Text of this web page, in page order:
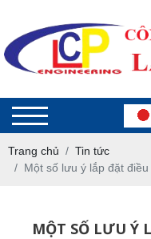
Trang chủ
Tin tức
Một số lưu ý lắp đặt
MỘT SỐ LƯU Ý